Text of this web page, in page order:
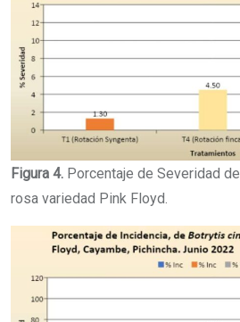
Figura 4. Porcentaje de Severidad de
rosa variedad Pink Floyd.